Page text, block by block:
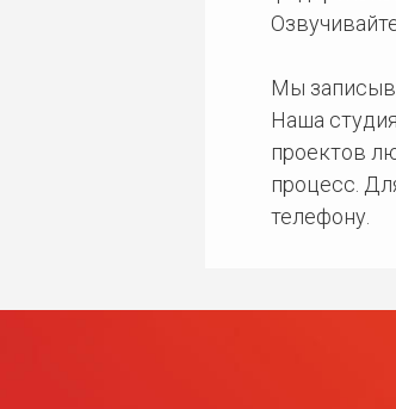
Мы
Наша
проектов
процесс.
телефону.